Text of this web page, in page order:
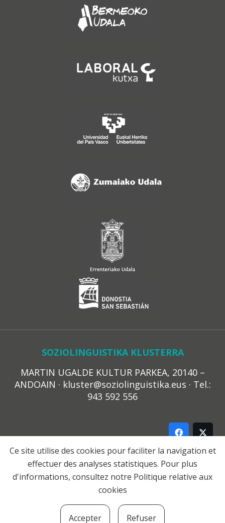
SOZIOLINGUISTIKA KLUSTERRA
MARTIN UGALDE KULTUR PARKEA, 20140 –
ANDOAIN · kluster@soziolinguistika.eus · Tel.:
943 592 556
LEGE OHARRA
PRIBATUTASUN POLITIKA
COOKIE-EN POLITIKA
Ce site utilise des cookies pour faciliter la navigation et
effectuer des analyses statistiques. Pour plus
d'informations, consultez notre Politique relative aux
cookies
Accepter Refuser